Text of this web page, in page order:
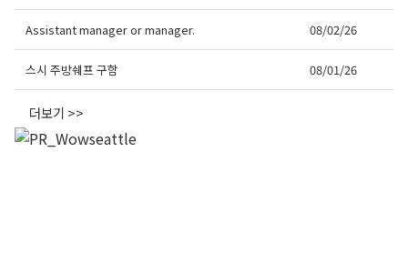
Assistant manager or manager. 08/02/26
스시 주방쉐프 구함 08/01/26
더보기 >>